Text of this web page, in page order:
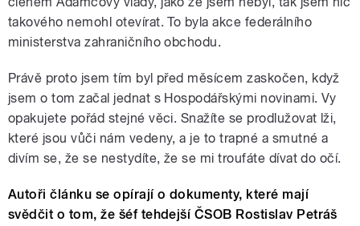
takového nemohl otevírat. To byla akce federálního
ministerstva zahraničního obchodu.
Právě proto jsem tím byl před měsícem zaskočen, když
jsem o tom začal jednat s Hospodářskými novinami. Vy
opakujete pořád stejné věci. Snažíte se prodlužovat lži,
které jsou vůči nám vedeny, a je to trapné a smutné a
divím se, že se nestydíte, že se mi troufáte dívat do očí.
Autoři článku se opírají o dokumenty, které mají
svědčit o tom, že šéf tehdejší ČSOB Rostislav Petráš